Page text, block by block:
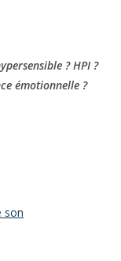
aussi d’être
son
la plupart des